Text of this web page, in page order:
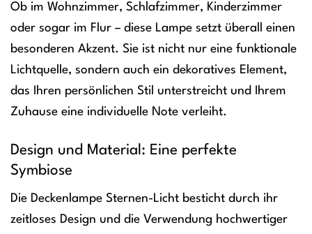
Ob im Wohnzimmer, Schlafzimmer, Kinderzimmer
oder sogar im Flur – diese Lampe setzt überall einen
besonderen Akzent. Sie ist nicht nur eine funktionale
Lichtquelle, sondern auch ein dekoratives Element,
das Ihren persönlichen Stil unterstreicht und Ihrem
Zuhause eine individuelle Note verleiht.
Design und Material: Eine perfekte
Symbiose
Die Deckenlampe Sternen-Licht besticht durch ihr
zeitloses Design und die Verwendung hochwertiger